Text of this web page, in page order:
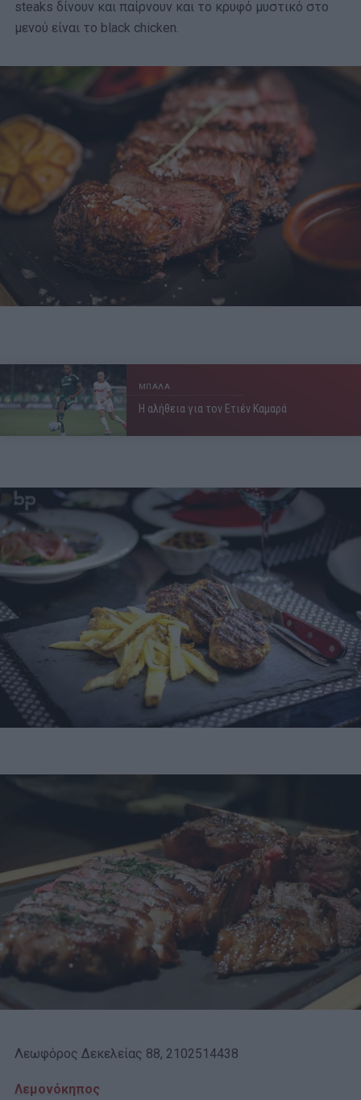
steaks δίνουν και παίρνουν και το κρυφό μυστικό στο
μενού είναι το black chicken.
ΜΠΑΛΑ
Η αλήθεια για τον Ετιέν Καμαρά
Λεωφόρος Δεκελείας 88, 2102514438
Λεμονόκηπος